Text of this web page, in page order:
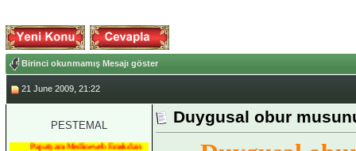
Birinci okunmamış Mesajı göster
21 June 2009, 21:22
PESTEMAL
Papatyam Medineweb Emekdarı
Duygusal obur